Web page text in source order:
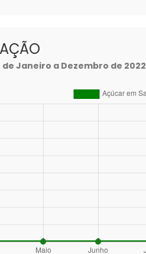
- de Janeiro a Dezembro de 2022